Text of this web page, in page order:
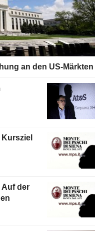
an den US-Märkten
Auf der